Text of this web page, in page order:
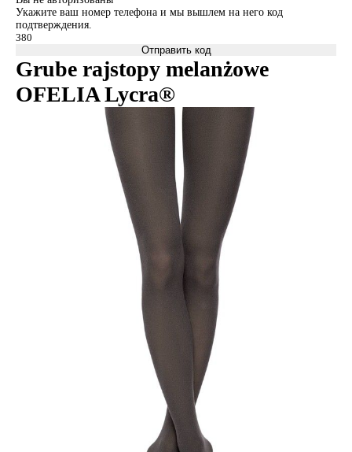
Укажите ваш номер телефона и мы вышлем на него код
подтверждения.
Отправить код
Grube rajstopy melanżowe
OFELIA Lycra®